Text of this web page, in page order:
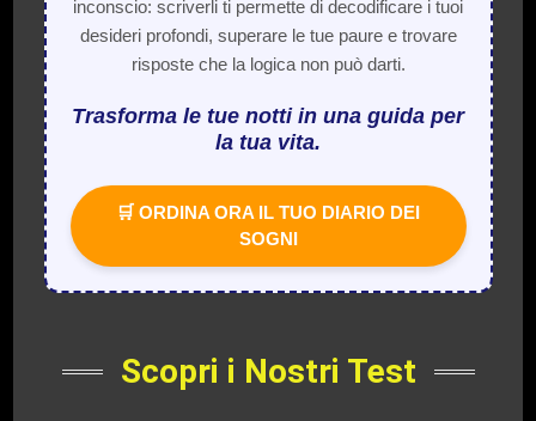
inconscio: scriverli ti permette di decodificare i tuoi
desideri profondi, superare le tue paure e trovare
risposte che la logica non può darti.
Trasforma le tue notti in una guida per
la tua vita.
🛒 ORDINA ORA IL TUO DIARIO DEI
SOGNI
Scopri i Nostri Test